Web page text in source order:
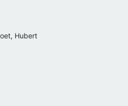
Hubert